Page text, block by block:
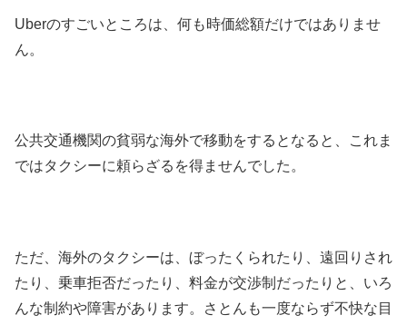
Uberのすごいところは、何も時価総額だけではありませ
ん。
公共交通機関の貧弱な海外で移動をするとなると、これま
ではタクシーに頼らざるを得ませんでした。
ただ、海外のタクシーは、ぼったくられたり、遠回りされ
たり、乗車拒否だったり、料金が交渉制だったりと、いろ
んな制約や障害があります。さとんも一度ならず不快な目